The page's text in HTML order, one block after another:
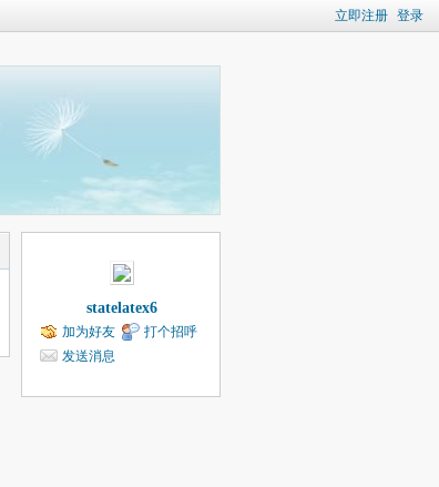
立即注册 登录
statelatex6
加为好友
打个招呼
发送消息